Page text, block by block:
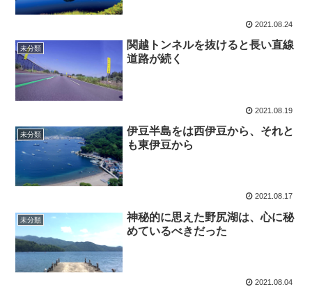
2021.08.24
未分類
関越トンネルを抜けると長い直線
道路が続く
2021.08.19
未分類
伊豆半島をは西伊豆から、それと
も東伊豆から
2021.08.17
未分類
神秘的に思えた野尻湖は、心に秘
めているべきだった
2021.08.04